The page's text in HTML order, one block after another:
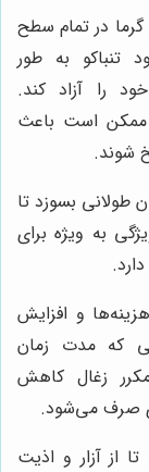
در تمام سطح
تنباکو به طور
را آزاد کند.
ممکن است باعث
شوند.
طولانی بسوزد تا
به ویژه برای
و افزایش
که مدت زمان
زغال کاهش
صرف می‌شود.
از آزار و اذیت